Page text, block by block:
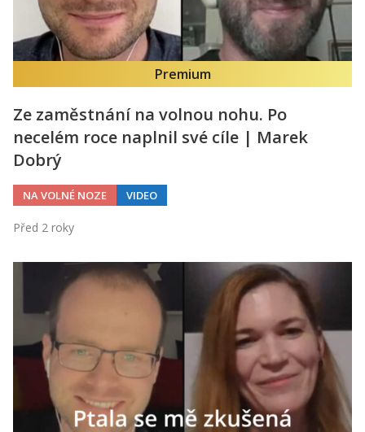
Premium
Ze zaměstnání na volnou nohu. Po
necelém roce naplnil své cíle | Marek
Dobrý
NA VOLNÉ NOZE VIDEO
Před 2 roky